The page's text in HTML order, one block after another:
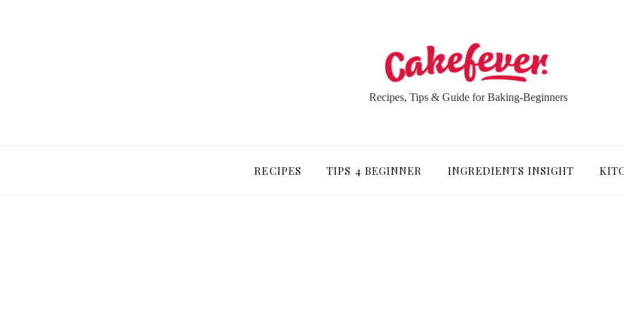
Recipes, Tips & Guide for Baking-Beginners
RECIPES TIPS 4 BEGINNER INGREDIENTS INSIGHT